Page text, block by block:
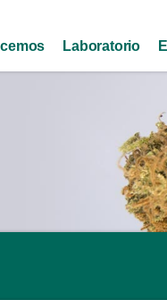
content
Laboratorio